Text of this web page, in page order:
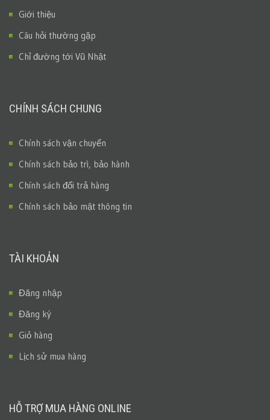
Giới thiệu
Câu hỏi thường gặp
Chỉ đường tới Vũ Nhật
CHÍNH SÁCH CHUNG
Chính sách vận chuyển
Chính sách bảo trì, bảo hành
Chính sách đổi trả hàng
Chính sách bảo mật thông tin
TÀI KHOẢN
Đăng nhập
Đăng ký
Giỏ hàng
Lịch sử mua hàng
HỖ TRỢ MUA HÀNG ONLINE